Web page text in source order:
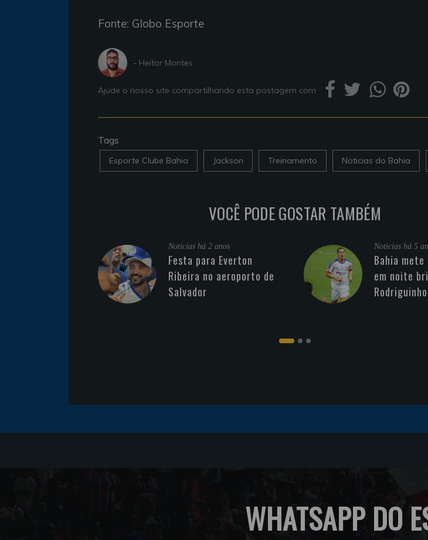
Fonte: Globo Esporte
- Heitor Montes
Ajude o nosso site compartilhando esta postagem com
Tags
Esporte Clube Bahia Jackson Treinamento Noticias do Bahia
VOCÊ PODE GOSTAR TAMBÉM
Noticias há 2 anos
Festa para Everton
Ribeira no aeroporto de
Salvador
Noticias há 5
Bahia
em noite
Rodriguinho
WHATSAPP DO